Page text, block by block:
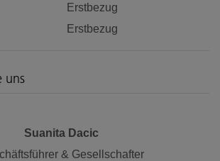
Erstbezug
Erstbezug
uns
Suanita Dacic
& Gesellschafter